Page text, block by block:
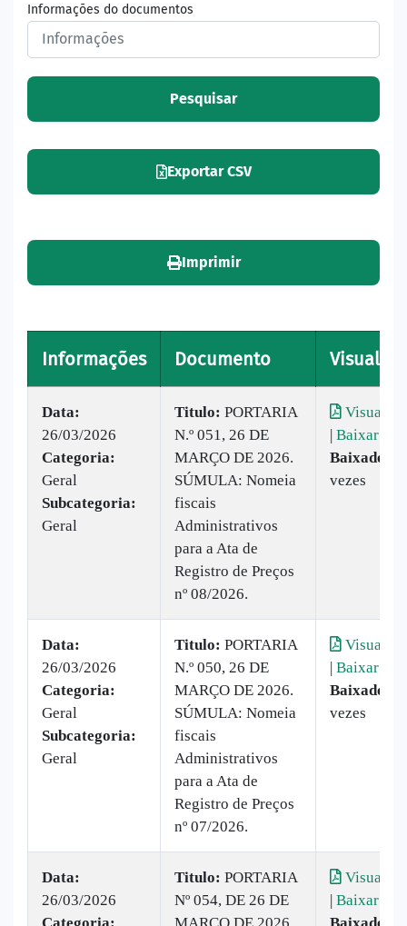
Informações do documentos
Pesquisar
Exportar CSV
Imprimir
Informações Documento
Data:
26/03/2026
Categoria:
Geral
Subcategoria:
Geral
Titulo: PORTARIA
N.º 051, 26 DE
MARÇO DE 2026.
SÚMULA: Nomeia
fiscais
Administrativos
para a Ata de
Registro de Preços
nº 08/2026.
| Baixar
Baixado:
vezes
Data:
26/03/2026
Categoria:
Geral
Subcategoria:
Geral
Titulo: PORTARIA
N.º 050, 26 DE
MARÇO DE 2026.
SÚMULA: Nomeia
fiscais
Administrativos
para a Ata de
Registro de Preços
nº 07/2026.
| Baixar
Baixado:
vezes
Data:
26/03/2026
Titulo: PORTARIA
Nº 054, DE 26 DE
| Baixar